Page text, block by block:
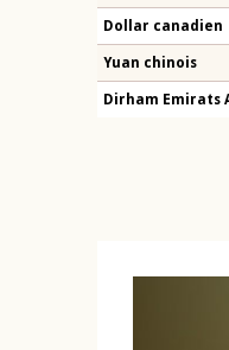
Dollar canadien
Yuan chinois
Dirham Emirats